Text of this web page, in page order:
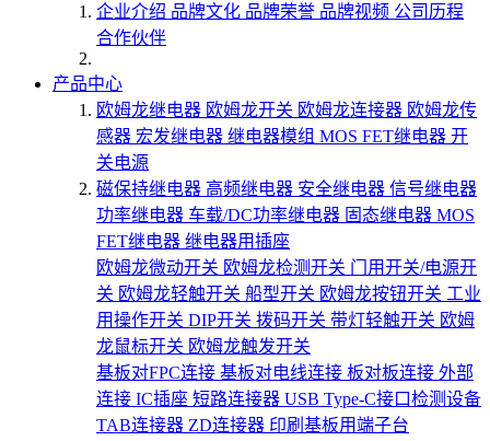
企业介绍 品牌文化 品牌荣誉 品牌视频 公司历程
合作伙伴
产品中心
欧姆龙继电器 欧姆龙开关 欧姆龙连接器 欧姆龙传
感器 宏发继电器 继电器模组 MOS FET继电器 开
关电源
磁保持继电器 高频继电器 安全继电器 信号继电器
功率继电器 车载/DC功率继电器 固态继电器 MOS
FET继电器 继电器用插座
欧姆龙微动开关 欧姆龙检测开关 门用开关/电源开
关 欧姆龙轻触开关 船型开关 欧姆龙按钮开关 工业
用操作开关 DIP开关 拨码开关 带灯轻触开关 欧姆
龙鼠标开关 欧姆龙触发开关
基板对FPC连接 基板对电线连接 板对板连接 外部
连接 IC插座 短路连接器 USB Type-C接口检测设备
TAB连接器 ZD连接器 印刷基板用端子台